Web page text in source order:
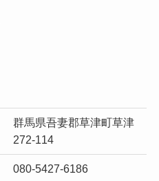
群馬県吾妻郡草津町草津
272-114
080-5427-6186